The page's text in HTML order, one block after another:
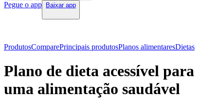
Pegue o app Baixar app
ProdutosComparePrincipais produtosPlanos alimentaresDietas
Plano de dieta acessível para
uma alimentação saudável